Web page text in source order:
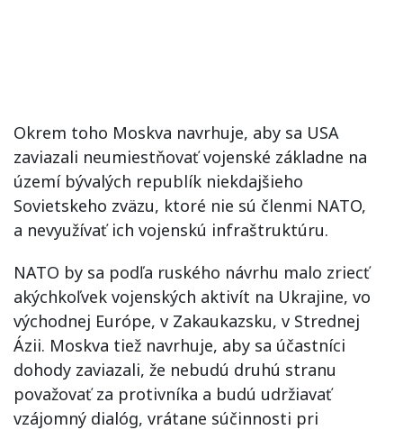
Okrem toho Moskva navrhuje, aby sa USA
zaviazali neumiestňovať vojenské základne na
území bývalých republík niekdajšieho
Sovietskeho zväzu, ktoré nie sú členmi NATO,
a nevyužívať ich vojenskú infraštruktúru.
NATO by sa podľa ruského návrhu malo zriecť
akýchkoľvek vojenských aktivít na Ukrajine, vo
východnej Európe, v Zakaukazsku, v Strednej
Ázii. Moskva tiež navrhuje, aby sa účastníci
dohody zaviazali, že nebudú druhú stranu
považovať za protivníka a budú udržiavať
vzájomný dialóg, vrátane súčinnosti pri